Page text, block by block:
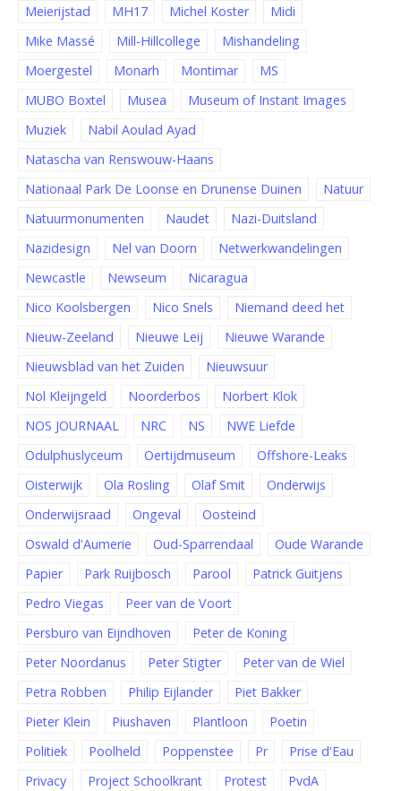
Meierijstad
MH17 Michel Koster
Midi
Mike Massé
Mill-Hillcollege
Mishandeling
Moergestel
Monarh Montimar
MS
MUBO Boxtel
Musea
Museum of Instant Images
Muziek
Nabil Aoulad Ayad
Natascha van Renswouw-Haans
Nationaal Park De Loonse en Drunense Duinen
Natuur
Natuurmonumenten
Naudet
Nazi-Duitsland
Nazidesign
Nel van Doorn
Netwerkwandelingen
Newcastle
Newseum
Nicaragua
Nico Koolsbergen
Nico Snels
Niemand deed het
Nieuw-Zeeland
Nieuwe Leij
Nieuwe Warande
Nieuwsblad van het Zuiden
Nieuwsuur
Nol Kleijngeld
Noorderbos
Norbert Klok
NOS JOURNAAL
NRC NS
NWE Liefde
Odulphuslyceum
Oertijdmuseum
Offshore-Leaks
Oisterwijk
Ola Rosling Olaf Smit
Onderwijs
Onderwijsraad
Ongeval
Oosteind
Oswald d'Aumerie
Oud-Sparrendaal
Oude Warande
Papier
Park Ruijbosch Parool
Patrick Guitjens
Pedro Viegas
Peer van de Voort
Persburo van Eijndhoven
Peter de Koning
Peter Noordanus
Peter Stigter
Peter van de Wiel
Petra Robben
Philip Eijlander
Piet Bakker
Pieter Klein
Piushaven Plantloon
Poetin
Politiek
Poolheld Poppenstee Pr
Prise d'Eau
Privacy
Project Schoolkrant Protest
PvdA